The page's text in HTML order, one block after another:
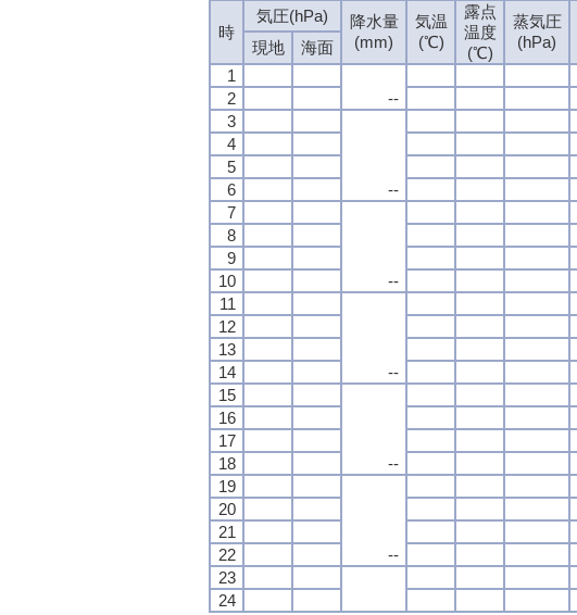
時
気圧(hPa)
降水量
(mm)
気温
(℃)
露点
温度
(℃)
蒸気圧
(hPa)
現地 海面
1
--
2
3
--
4
5
6
7
--
8
9
10
11
--
12
13
14
15
--
16
17
18
19
--
20
21
22
23
24